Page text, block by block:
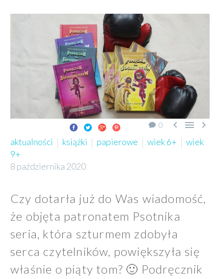
0   
aktualności książki papierowe wiek 6+
wiek
9+
8 października 2020
Czy dotarła już do Was wiadomość,
że objęta patronatem Psotnika
seria, która szturmem zdobyła
serca czytelników, powiększyła się
właśnie o piąty tom? 🙂 Podręcznik